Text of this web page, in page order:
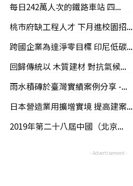
每日242萬人次的鐵路車站 四...
桃市府缺工程人才 下月進校園招...
跨國企業為達淨零目標 印尼低碳...
回歸傳統以 木質建材 對抗氣候...
雨水積磚於臺灣實績案例分享 -...
日本營造業用擴增實境 提高建案...
2019年第二十八屆中國（北京...
- Advertisement -